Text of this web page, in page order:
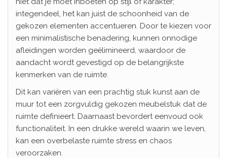
integendeel, het kan juist de schoonheid van de
gekozen elementen accentueren. Door te kiezen voor
een minimalistische benadering, kunnen onnodige
afleidingen worden geëlimineerd, waardoor de
aandacht wordt gevestigd op de belangrijkste
kenmerken van de ruimte.
Dit kan variëren van een prachtig stuk kunst aan de
muur tot een zorgvuldig gekozen meubelstuk dat de
ruimte definieert. Daarnaast bevordert eenvoud ook
functionaliteit. In een drukke wereld waarin we leven,
kan een overbelaste ruimte stress en chaos
veroorzaken.